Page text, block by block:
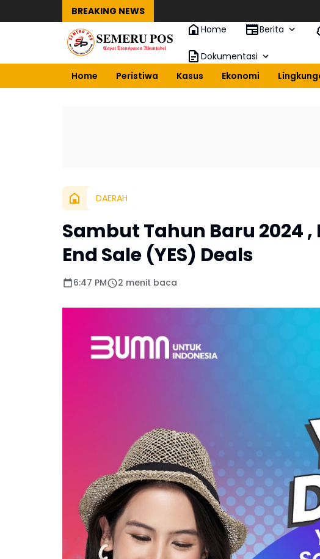
BREAKING NEWS
Home
Berita
Dokumentasi
Home
Peristiwa Kasus Ekonomi
DAERAH
Sambut Tahun Baru 2024
End Sale (YES) Deals
6:47 PM 2 menit baca